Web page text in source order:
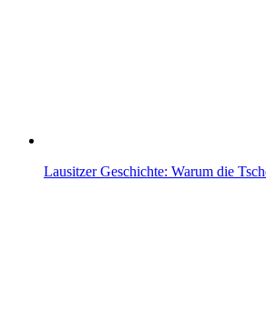
Lausitzer Geschichte: Warum die